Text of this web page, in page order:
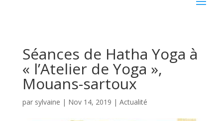
Séances de Hatha Yoga à
« l’Atelier de Yoga »,
Mouans-sartoux
par sylvaine | Nov 14, 2019 | Actualité